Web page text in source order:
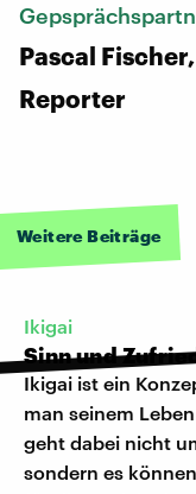
Pascal
Reporter
Weitere Beiträge
Ikigai
Sinn und
Ikigai ist ein
man seinem
geht dabei nicht
sondern es